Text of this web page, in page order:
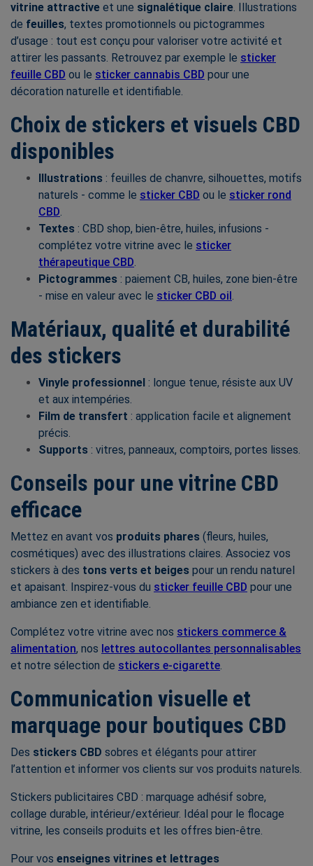
vitrine attractive et une signalétique claire. Illustrations
de feuilles, textes promotionnels ou pictogrammes
d’usage : tout est conçu pour valoriser votre activité et
attirer les passants. Retrouvez par exemple le sticker
feuille CBD ou le sticker cannabis CBD pour une
décoration naturelle et identifiable.
Choix de stickers et visuels CBD
disponibles
Illustrations : feuilles de chanvre, silhouettes, motifs
naturels - comme le sticker CBD ou le sticker rond
CBD.
Textes : CBD shop, bien-être, huiles, infusions -
complétez votre vitrine avec le sticker
thérapeutique CBD.
Pictogrammes : paiement CB, huiles, zone bien-être
- mise en valeur avec le sticker CBD oil.
Matériaux, qualité et durabilité
des stickers
Vinyle professionnel : longue tenue, résiste aux UV
et aux intempéries.
Film de transfert : application facile et alignement
précis.
Supports : vitres, panneaux, comptoirs, portes lisses.
Conseils pour une vitrine CBD
efficace
Mettez en avant vos produits phares (fleurs, huiles,
cosmétiques) avec des illustrations claires. Associez vos
stickers à des tons verts et beiges pour un rendu naturel
et apaisant. Inspirez-vous du sticker feuille CBD pour une
ambiance zen et identifiable.
Complétez votre vitrine avec nos stickers commerce &
alimentation, nos lettres autocollantes personnalisables
et notre sélection de stickers e-cigarette.
Communication visuelle et
marquage pour boutiques CBD
Des stickers CBD sobres et élégants pour attirer
l’attention et informer vos clients sur vos produits naturels.
Stickers publicitaires CBD : marquage adhésif sobre,
collage durable, intérieur/extérieur. Idéal pour le flocage
vitrine, les conseils produits et les offres bien-être.
Pour vos enseignes vitrines et lettrages